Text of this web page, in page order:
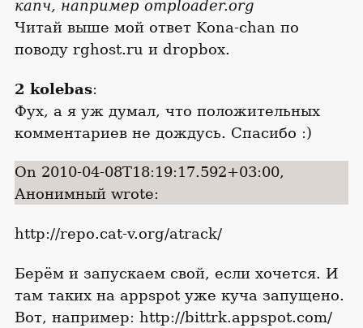
капч, например omploader.org
Читай выше мой ответ Kona-chan по
поводу rghost.ru и dropbox.
2 kolebas:
Фух, а я уж думал, что положительных
комментариев не дождусь. Спасибо :)
On 2010-04-08T18:19:17.592+03:00,
Анонимный wrote:
http://repo.cat-v.org/atrack/
Берём и запускаем свой, если хочется. И
там таких на appspot уже куча запущено.
Вот, например: http://bittrk.appspot.com/